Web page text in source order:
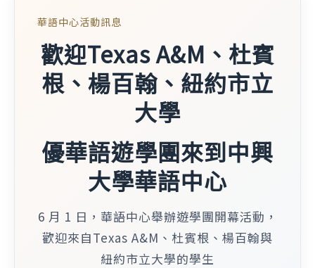
華語中心活動訊息
歡迎Texas A&M、杜賓
根、楊百翰、紐約市立
大學
優華語遊學團來到中興
大學華語中心
6 月 1 日，華語中心舉辦遊學團開幕活動，
歡迎來自Texas A&M、杜賓根、楊百翰與
紐約市立大學的學生